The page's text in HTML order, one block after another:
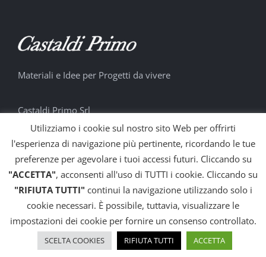
Materiali e Idee per Progetti da vivere
Castaldi Primo Srl
Via Crevacuore, 8 – 13037 Serravalle Sesia (VC)
Tel: +39 0163.450310
Email:info@castaldiprimo.it
Web: www.castaldiprimo.it
CONTATTACI
Utilizziamo i cookie sul nostro sito Web per offrirti
l'esperienza di navigazione più pertinente, ricordando le tue
preferenze per agevolare i tuoi accessi futuri. Cliccando su
"ACCETTA", acconsenti all'uso di TUTTI i cookie. Cliccando su
"RIFIUTA TUTTI" continui la navigazione utilizzando solo i
cookie necessari. È possibile, tuttavia, visualizzare le
impostazioni dei cookie per fornire un consenso controllato.
SCELTA COOKIES RIFIUTA TUTTI ACCETTA